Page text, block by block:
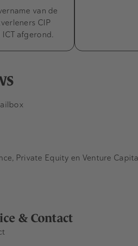
van de
CIP
ICT afgerond.
& Contact
Private Equity en Venture